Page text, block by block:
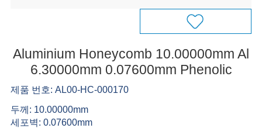
Aluminium Honeycomb 10.00000mm Al
6.30000mm 0.07600mm Phenolic
제품 번호: AL00-HC-000170
두께: 10.00000mm
세포벽: 0.07600mm